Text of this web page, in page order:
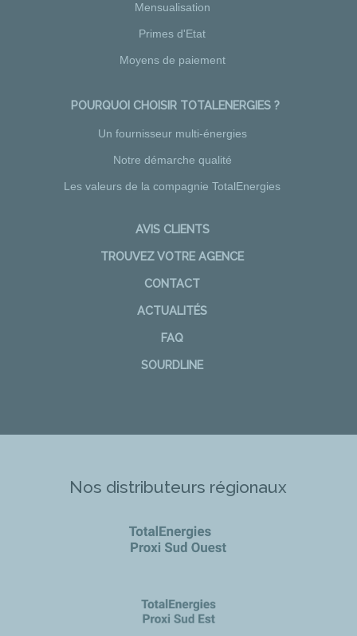
Mensualisation
Primes d'Etat
Moyens de paiement
POURQUOI CHOISIR TOTALENERGIES ?
Un fournisseur multi-énergies
Notre démarche qualité
Les valeurs de la compagnie TotalEnergies
AVIS CLIENTS
TROUVEZ VOTRE AGENCE
CONTACT
ACTUALITÉS
FAQ
SOURDLINE
Nos distributeurs régionaux